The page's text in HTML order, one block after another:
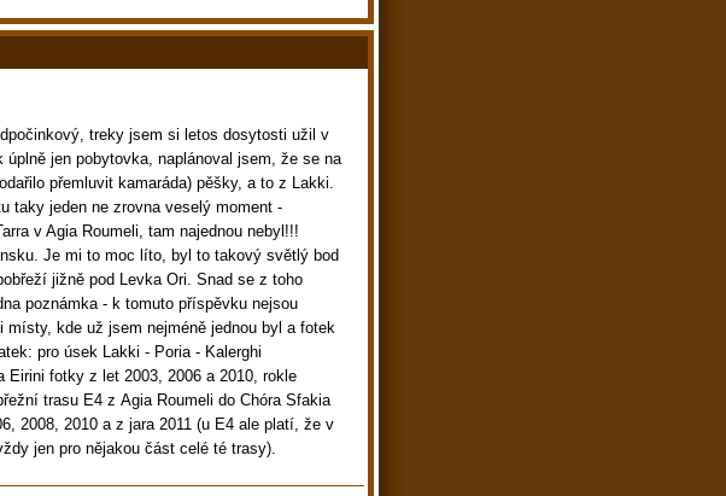
treky jsem si letos dosytosti užil v
jen pobytovka, naplánoval jsem, že se na
přemluvit kamaráda) pěšky, a to z Lakki.
taky jeden ne zrovna veselý moment -
v Agia Roumeli, tam najednou nebyl!!!
Je mi to moc líto, byl to takový světlý bod
jižně pod Levka Ori. Snad se z toho
poznámka - k tomuto příspěvku nejsou
místy, kde už jsem nejméně jednou byl a fotek
pro úsek Lakki - Poria - Kalerghi
fotky z let 2003, 2006 a 2010, rokle
trasu E4 z Agia Roumeli do Chóra Sfakia
2008, 2010 a z jara 2011 (u E4 ale platí, že v
jen pro nějakou část celé té trasy).